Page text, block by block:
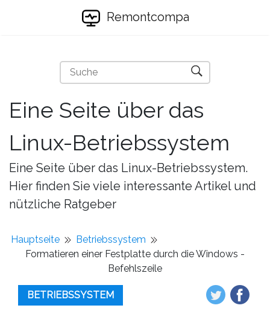
Remontcompa
Eine Seite über das
Linux-Betriebssystem
Eine Seite über das Linux-Betriebssystem.
Hier finden Sie viele interessante Artikel und
nützliche Ratgeber
Hauptseite
Betriebssystem
Formatieren einer Festplatte durch die Windows -
Befehlszeile
BETRIEBSSYSTEM